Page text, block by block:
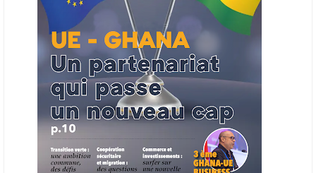
06/06/26 AFRICA FINANCE CORPORATION
Cette semaine, Africa Finance Corporation (AFC) a annoncé avoir
bouclé un prêt syndiqué de 2 milliards de dollars, la plus importante
levée de son histoire. Initialement calibrée à 1,6 milliard, l'opération a
été relevée de 400 millions face à l'afflux des souscriptions de
banques internationales. Plus du tiers des fonds proviennent
d'institutions financières asiatiques, à parts égales avec l'Europe.
L'Asie-Pacifique et l'Europe pèsent chacune 35 % du tour de table,
devant le Moyen-Orient (25 %) et l'Afrique (5 %), selon le communiqué
de l'institution panafricaine, qui compte 48 pays membres.